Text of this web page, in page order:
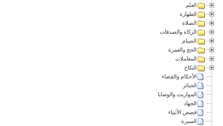
العلم
الطهارة
الصلاة
الزكاة والصدقات
الصيام
الحج والعمرة
المعاملات
النكاح
الأحكام والقضاء
الجنائز
المواريث والوصايا
الجهاد
قصص الأنبياء
السيرة